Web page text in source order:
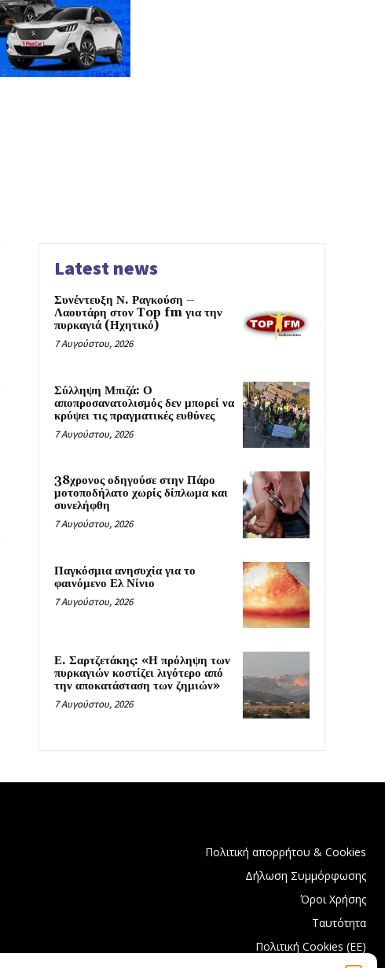
Latest news
Συνέντευξη Ν. Ραγκούση –
Λαουτάρη στον Top fm για την
πυρκαγιά (Ηχητικό)
7 Αυγούστου, 2026
Σύλληψη Μπιζά: Ο
αποπροσανατολισμός δεν μπορεί να
κρύψει τις πραγματικές ευθύνες
7 Αυγούστου, 2026
38χρονος οδηγούσε στην Πάρο
μοτοποδήλατο χωρίς δίπλωμα και
συνελήφθη
7 Αυγούστου, 2026
Παγκόσμια ανησυχία για το
φαινόμενο Ελ Νίνιο
7 Αυγούστου, 2026
Ε. Σαρτζετάκης: «Η πρόληψη των
πυρκαγιών κοστίζει λιγότερο από
την αποκατάσταση των ζημιών»
7 Αυγούστου, 2026
Πολιτική απορρήτου & Cookies
Δήλωση Συμμόρφωσης
Όροι Χρήσης
Ταυτότητα
Πολιτική Cookies (ΕΕ)